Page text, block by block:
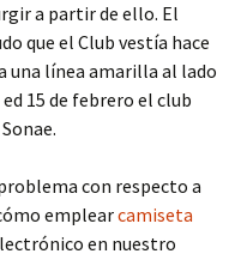
a partir de ello. El
que el Club vestía hace
una línea amarilla al lado
15 de febrero el club
con respecto a
emplearcamiseta
en nuestro